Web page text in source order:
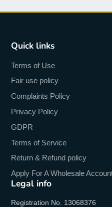
Quick links
Terms of Use
Fair use policy
Complaints Policy
Privacy Policy
GDPR
Terms of Service
Return & Refund policy
Apply For A Wholesale
Legal info
Registration No. 13068376